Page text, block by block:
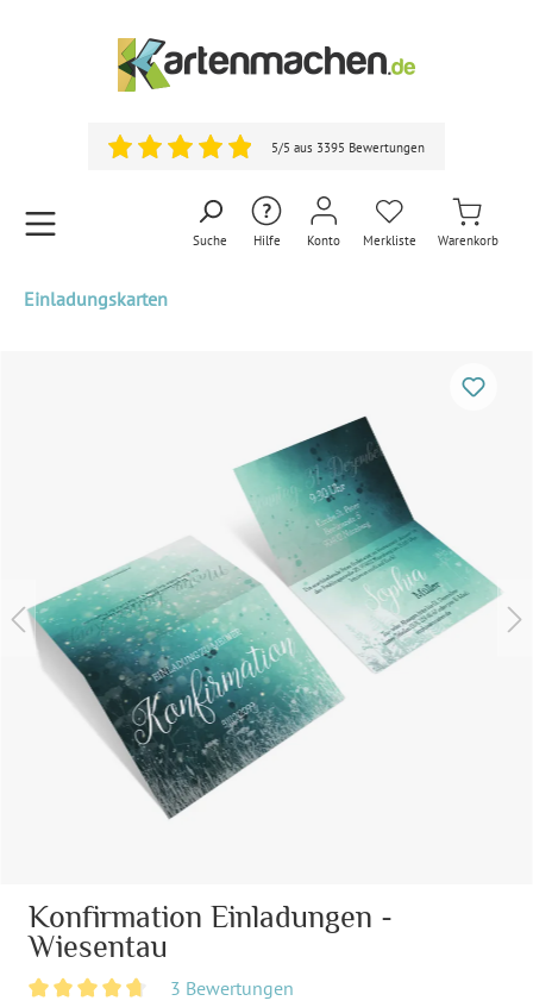
5/5 aus 3395 Bewertungen
Suche Hilfe Konto Merkliste Warenkorb
Einladungskarten
Konfirmation Einladungen -
Wiesentau
3 Bewertungen